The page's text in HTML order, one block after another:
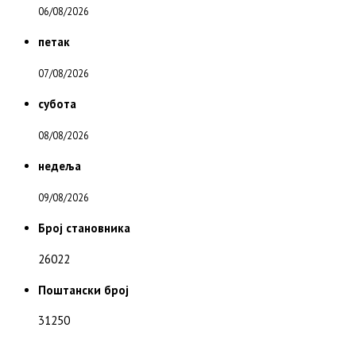
06/08/2026
петак
07/08/2026
субота
08/08/2026
недеља
09/08/2026
Број становника
26022
Поштански број
31250